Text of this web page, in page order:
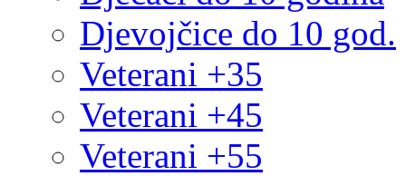
Djevojčice do 10 god.
Veterani +35
Veterani +45
Veterani +55